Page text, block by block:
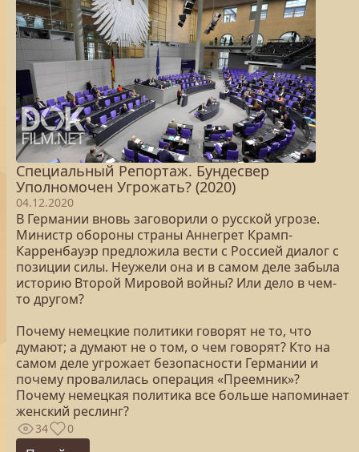
Специальный Репортаж. Бундесвер
Уполномочен Угрожать? (2020)
04.12.2020
В Германии вновь заговорили о русской угрозе.
Министр обороны страны Аннегрет Крамп-
Карренбауэр предложила вести с Россией диалог с
позиции силы. Неужели она и в самом деле забыла
историю Второй Мировой войны? Или дело в чем-
то другом?
Почему немецкие политики говорят не то, что
думают; а думают не о том, о чем говорят? Кто на
самом деле угрожает безопасности Германии и
почему провалилась операция «Преемник»?
Почему немецкая политика все больше напоминает
женский реслинг?
34 0